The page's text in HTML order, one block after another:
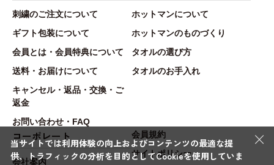
刺繍のご注文について
ギフト包装について
会員とは・会員特典について
送料・お届けについて
キャンセル・返品・交換・ご
返金
お問い合わせ・FAQ
ホットマンについて
ホットマンのものづくり
タオルの選び方
タオルのお手入れ
コーポレート
会社案内
会員規約
サイトポリシー
×
当サイトでは利用体験の向上およびコンテンツの最適な提
供、トラフィックの分析を目的としてCookieを使用していま